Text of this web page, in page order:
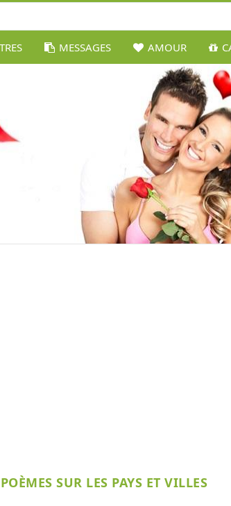
MESSAGES AMOUR
SUR LES PAYS ET VILLES